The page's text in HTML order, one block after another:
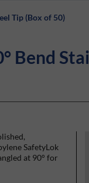
Tip (Box of 50)
Bend
SafetyLok
at 90° for